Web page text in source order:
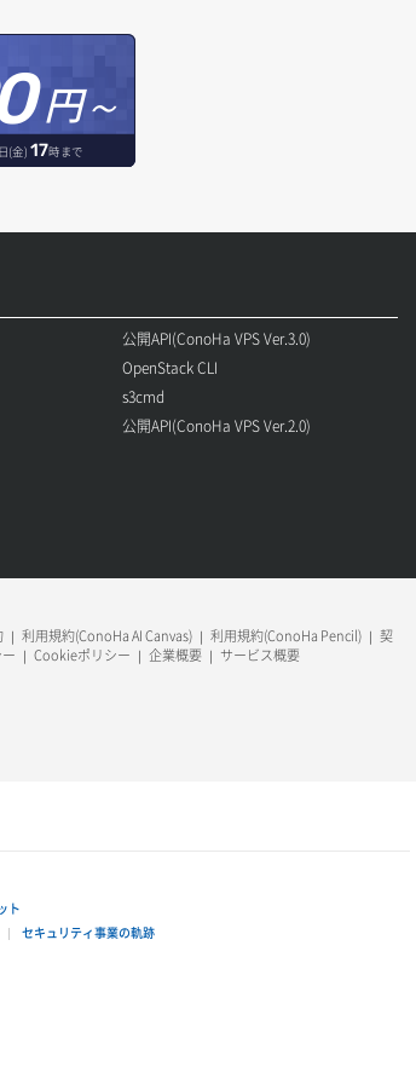
円～
日(金) 17時まで
公開API(ConoHa VPS Ver.3.0)
OpenStack CLI
s3cmd
公開API(ConoHa VPS Ver.2.0)
利用規約(ConoHa AI Canvas) 利用規約(ConoHa Pencil)
契
Cookieポリシー 企業概要 サービス概要
ト
セキュリティ事業の軌跡